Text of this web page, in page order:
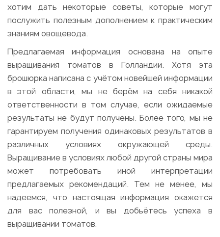
хотим дать некоторые советы, которые могут
послужить полезным дополнением к практическим
знаниям овощевода.
Предлагаемая информация основана на опыте
выращивания томатов в Голландии. Хотя эта
брошюрка написана с учётом новейшей информации
в этой области, мы не берём на себя никакой
ответственности в том случае, если ожидаемые
результаты не будут получены. Более того, мы не
гарантируем получения одинаковых результатов в
различных условиях окружающей среды.
Выращивание в условиях любой другой страны мира
может потребовать иной интерпретации
предлагаемых рекомендаций. Тем не менее, мы
надеемся, что настоящая информация окажется
для вас полезной, и вы добьётесь успеха в
выращивании томатов.